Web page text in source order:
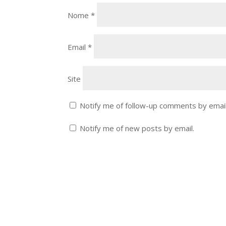
Nome*
Email*
Site
Notify me of follow-up comments by
Notify me of new posts by email.